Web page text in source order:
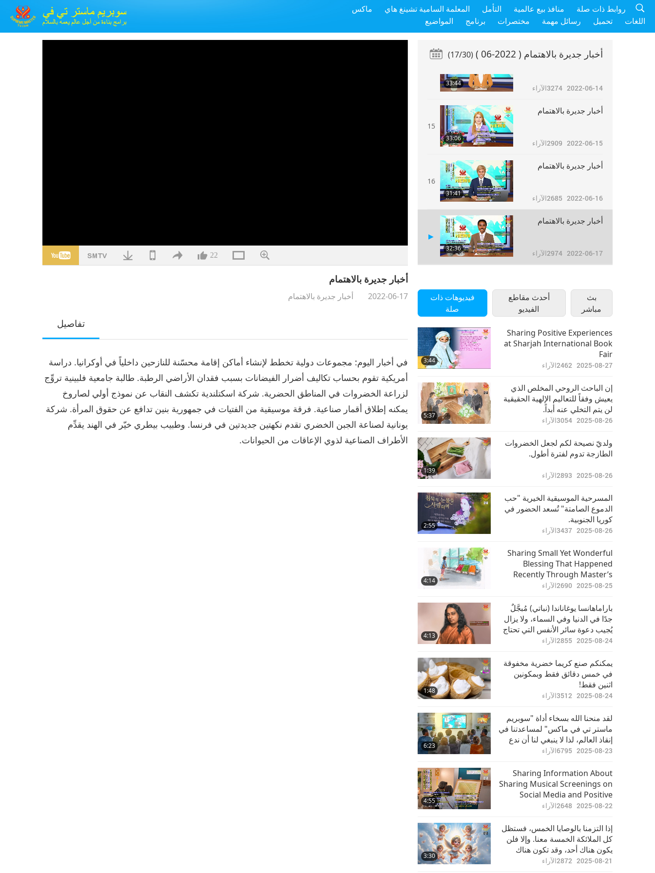
ماكس المعلمة السامية تشينغ هاي التأمل منافذ بيع عالمية
روابط ذات صلة
المواضيع
برنامج مختصرات رسائل مهمة تحميل اللغات
22
أخبار جديرة بالاهتمام
2022-06-17 أخبار جديرة بالاهتمام
تفاصيل
في أخبار اليوم: مجموعات دولية تخطط لإنشاء أماكن إقامة محسّنة للنازحين داخلياً في أوكرانيا. دراسة
أمريكية تقوم بحساب تكاليف أضرار الفيضانات بسبب فقدان الأراضي الرطبة. طالبة جامعية فلبينية تروِّج
لزراعة الخضروات في المناطق الحضرية. شركة اسكتلندية تكشف النقاب عن نموذج أولي لصاروخ
يمكنه إطلاق أقمار صناعية. فرقة موسيقية من الفتيات في جمهورية بنين تدافع عن حقوق المرأة. شركة
يونانية لصناعة الجبن الخضري تقدم نكهتين جديدتين في فرنسا. وطبيب بيطري خيّر في الهند يقدِّم
الأطراف الصناعية لذوي الإعاقات من الحيوانات.
أخبار جديرة بالاهتمام ( 2022-06 )
(17/30)
2022-06-13
2719الآراء
33:44
أخبار جديرة بالاهتمام
2022-06-14
3274الآراء
15
33:06
أخبار جديرة بالاهتمام
2022-06-15
2909الآراء
16
31:41
أخبار جديرة بالاهتمام
2022-06-16
2685الآراء
32:36
أخبار جديرة بالاهتمام
2022-06-17
2974الآراء
18
34:50
2022-06-18 الآراء
19
30:09
أخبار جديرة بالاهتمام
2022-06-19
2771الآراء
20
32:18
أخبار جديرة بالاهتمام
2022-06-20
2796الآراء
21
33:35
أخبار جديرة بالاهتمام
2022-06-21
3106الآراء
22
33:52
أخبار جديرة بالاهتمام
2022-06-22
2997الآراء
23
33:56
أخبار جديرة بالاهتمام
2022-06-23
2853الآراء
31:48
أخبار جديرة بالاهتمام
2022-06-24
2795الآراء
25
33:04
أخبار جديرة بالاهتمام
2022-06-25
2965الآراء
26
33:10
أخبار جديرة بالاهتمام
2022-06-26
2877الآراء
27
32:35
أخبار جديرة بالاهتمام
2022-06-27
2802الآراء
28
34:31
أخبار جديرة بالاهتمام
2022-06-28
2882الآراء
فيديوهات ذات
صلة
أحدث مقاطع
الفيديو
بث
مباشر
3:44
Sharing Positive Experiences
at Sharjah International Book
Fair
2025-08-27
2462الآراء
5:37
إن الباحث الروحي المخلص الذي
يعيش وفقاً للتعاليم الإلهية الحقيقية
لن يتم التخلي عنه أبداً.
2025-08-26
3054الآراء
1:39
ولديّ نصيحة لكم لجعل الخضروات
الطازجة تدوم لفترة أطول.
2025-08-26
2893الآراء
2:55
المسرحية الموسيقية الخيرية "حب
الدموع الصامتة" تُسعد الحضور في
كوريا الجنوبية.
2025-08-26
3437الآراء
4:14
Sharing Small Yet Wonderful
Blessing That Happened
Recently Through Master’s
Grace
2025-08-25
2690الآراء
4:13
باراماهانسا يوغاناندا (نباتي) مُبجَّلٌ
جدًا في الدنيا وفي السماء، ولا يزال
يُجيب دعوة سائر الأنفس التي تحتاج
إلى بركاته.
2025-08-24
2855الآراء
1:48
يمكنكم صنع كريما خضرية مخفوقة
في خمس دقائق فقط وبمكونين
اثنين فقط!
2025-08-24
3512الآراء
6:23
لقد منحنا الله بسخاء أداة "سوبريم
ماستر تي في ماكس" لمساعدتنا في
إنقاذ العالم، لذا لا ينبغي لنا أن ندع
غرورنا يضللنا ويحرمنا هذه الفرصة
الحرج.
2025-08-23
6795الآراء
4:55
Sharing Information About
Sharing Musical Screenings on
Social Media and Positive
Impressions They Had on
2025-08-22
2648الآراء
3:30
إذا التزمنا بالوصايا الخمس، فستظل
كل الملائكة الخمسة معنا. وإلا فلن
يكون هناك أحد، وقد تكون هناك
كيانات سلبية تحاول إغواءنا للابتعاد
2025-08-21
2872الآراء